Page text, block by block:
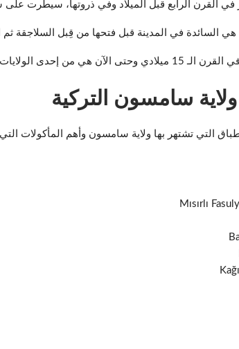
في القرن الرابع قبل الميلاد وفي ذروتها، سيطرت
هي السائدة في المدينة قبل فتحها من قِبل
بمناخها الجميل وطبيعتها الخلابة.
سامسون التركية
التي تشتهر بها ولاية سامسون وأهم المأكولات
Mısırlı